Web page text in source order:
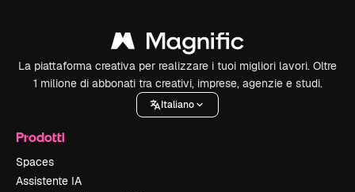
La piattaforma creativa per realizzare i tuoi migliori lavori. Oltre
1 milione di abbonati tra creativi, imprese, agenzie e studi.
Italiano
Prodotti
Spaces
Assistente IA